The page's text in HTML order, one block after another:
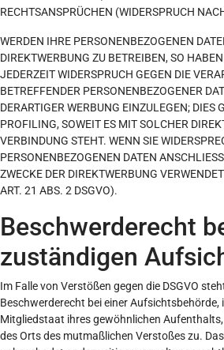
RECHTSANSPRÜCHEN (WIDERSPRUCH
WERDEN IHRE PERSONENBEZOGENEN
DIREKTWERBUNG ZU BETREIBEN, SO
JEDERZEIT WIDERSPRUCH GEGEN DIE
BETREFFENDER PERSONENBEZOGENER
DERARTIGER WERBUNG EINZULEGEN; DIES
PROFILING, SOWEIT ES MIT SOLCHER
VERBINDUNG STEHT. WENN SIE
PERSONENBEZOGENEN DATEN
ZWECKE DER DIREKTWERBUNG
ART. 21 ABS. 2 DSGVO).
Beschwerde­recht
zuständigen
Im Falle von Verstößen gegen die DSGVO
Beschwerderecht bei einer Aufsichtsbehörde,
Mitgliedstaat ihres gewöhnlichen
des Orts des mutmaßlichen Verstoßes zu.